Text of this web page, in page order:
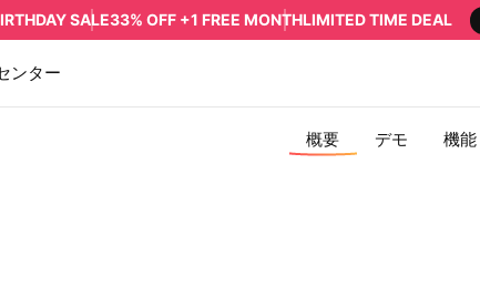
SALE33% OFF +1 FREE MONTHLIMITED TIME DEAL
ンター
概要 デモ 機能